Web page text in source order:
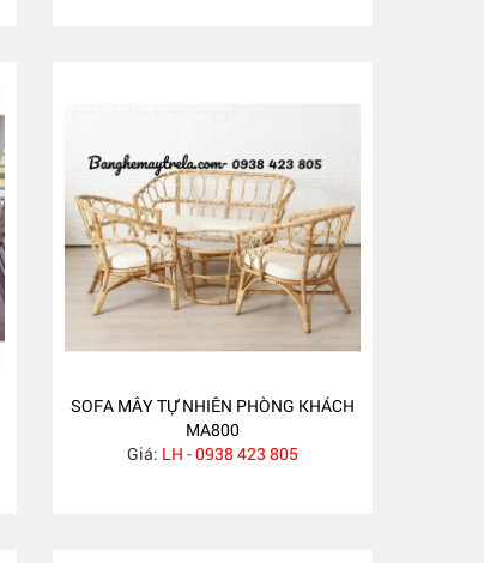
SOFA MÂY TỰ NHIÊN PHÒNG KHÁCH
MA800
Giá: LH - 0938 423 805